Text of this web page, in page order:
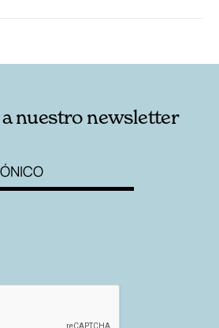
nuestro newsletter